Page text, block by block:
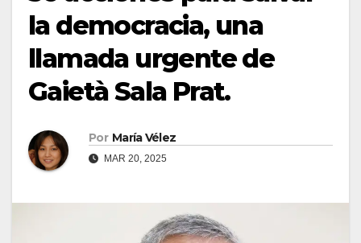
la democracia, una
llamada urgente de
Gaietà Sala Prat.
Por María Vélez
MAR 20, 2025